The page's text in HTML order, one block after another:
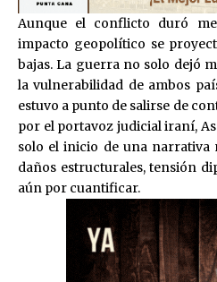
Aunque el conflicto duró
impacto geopolítico se
bajas. La guerra no solo dejó
la vulnerabilidad de ambos
estuvo a punto de salirse de
por el portavoz judicial iraní,
solo el inicio de una narrativa
daños estructurales, tensión
aún por cuantificar.